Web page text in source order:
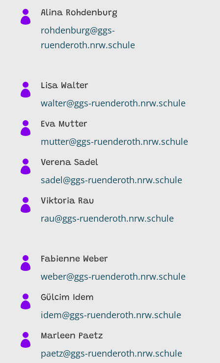
 Alina Rohdenburg
rohdenburg@ggs-
ruenderoth.nrw.schule
 Lisa Walter
walter@ggs-ruenderoth.nrw.schule
 Eva Mutter
mutter@ggs-ruenderoth.nrw.schule
 Verena Sadel
sadel@ggs-ruenderoth.nrw.schule
 Viktoria Rau
rau@ggs-ruenderoth.nrw.schule
 Fabienne Weber
weber@ggs-ruenderoth.nrw.schule
 Gülcim Idem
idem@ggs-ruenderoth.nrw.schule
 Marleen Paetz
paetz@ggs-ruenderoth.nrw.schule